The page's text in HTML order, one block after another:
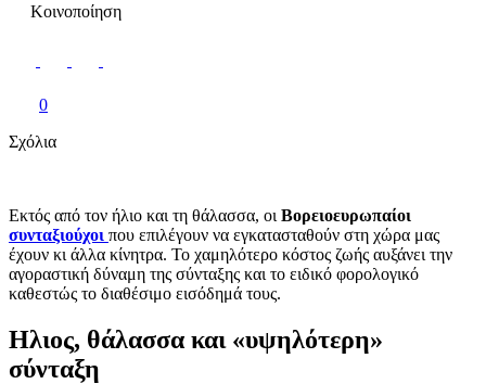
Κοινοποίηση
0
Σχόλια
Εκτός από τον ήλιο και τη θάλασσα, οι Βορειοευρωπαίοι
συνταξιούχοι που επιλέγουν να εγκατασταθούν στη χώρα μας
έχουν κι άλλα κίνητρα. Το χαμηλότερο κόστος ζωής αυξάνει την
αγοραστική δύναμη της σύνταξης και το ειδικό φορολογικό
καθεστώς το διαθέσιμο εισόδημά τους.
Ηλιος, θάλασσα και «υψηλότερη»
σύνταξη